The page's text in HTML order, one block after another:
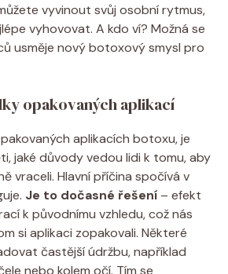
vyvinout svůj osobní⁢ rytmus,
vyhovovat. A kdo ⁢ví? Možná ‌se
usměje ⁣nový botoxový ‍smysl ​pro
opakovaných aplikací
aplikacích botoxu, je
jaké důvody vedou lidi k tomu, aby
vraceli. Hlavní příčina spočívá v
Je to⁢ dočasné řešení – efekt
k původnímu vzhledu, což nás
si aplikaci zopakovali.⁤ Některé
častější údržbu, například
nebo kolem očí. Tím se